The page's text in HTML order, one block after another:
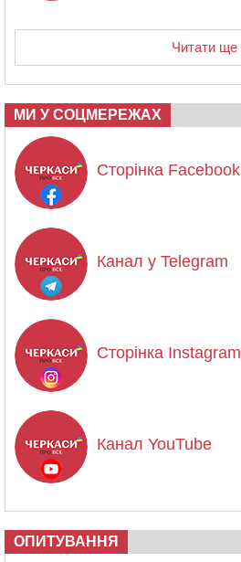
Читати ще
МИ У СОЦМЕРЕЖАХ
Сторінка Facebook
Канал у Telegram
Сторінка Instagram
Канал YouTube
ОПИТУВАННЯ